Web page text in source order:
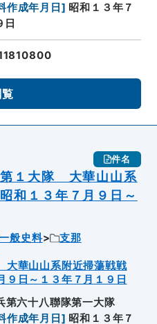
作成年月日 ] 昭和１３年７
日
件名
１大隊 大華山山系
和１３年７月９日～
般史料
支那
華山山系附近掃蕩戦戦
日～１３年７月１９日
第六十八聯隊第一大隊
作成年月日 ] 昭和１３年７